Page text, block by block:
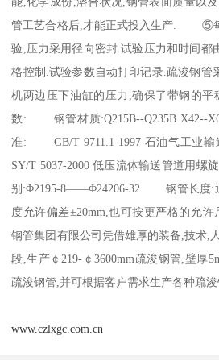
管工艺合格后,才能正式投入生产. ⑤每
验,压力采用径向密封.试验压力和时间都
格控制.试验参数自动打印记录.疏浚钢管
机两边压下油缸的压力,确保了带钢的
数: 钢管材质:Q215B--Q235B X42--
准: GB/T 9711.1-1997 石油气工业
SY/T 5037-2000 低压流体输送管道用
别:Φ2195-8——Φ24206-32 钢管长度:通
度允许偏差±20mm,也可按更严格的
钢管集团有限公司凭借雄厚的装备,技术,
段,生产￠219-￠3600mm疏浚钢管,壁厚
疏浚钢管,并可根据客户需求生产各种疏浚
www.czlxgc.com.cn